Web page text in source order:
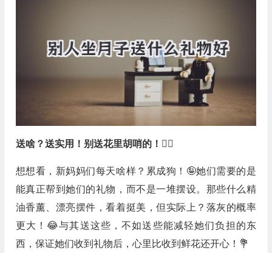
送啥？送实用！别送花里胡哨的！🙅‍♀️
想想看，新妈妈们每天啥样？累成狗！🤪她们需要的是
能真正帮到她们的礼物，而不是一堆摆设。那些什么精
油香薰、漂亮摆件，看着挺美，但实际上？落灰的概率
更大！😂与其送这些，不如送些能减轻她们负担的东
西，保证她们收到礼物后，心里比收到鲜花还开心！💐